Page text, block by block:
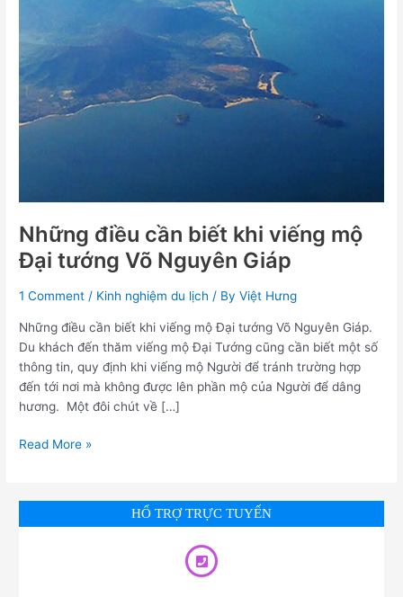
Những điều cần biết khi viếng mộ
Đại tướng Võ Nguyên Giáp
1 Comment / Kinh nghiệm du lịch / ByViệt Hưng
Những điều cần biết khi viếng mộ Đại tướng Võ Nguyên Giáp.
Du khách đến thăm viếng mộ Đại Tướng cũng cần biết một số
thông tin, quy định khi viếng mộ Người để tránh trường hợp
đến tới nơi mà không được lên phần mộ của Người để dâng
hương. Một đôi chút về […]
viếng
mộ
Đại
tướng
Võ
Nguyên
Read More »
HỔ TRỢ TRỰC TUYẾN